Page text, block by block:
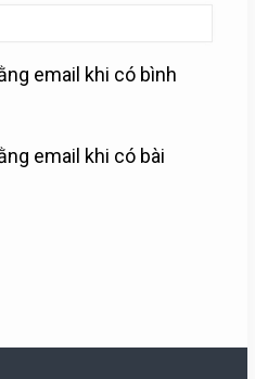
email khi có bình
email khi có bài